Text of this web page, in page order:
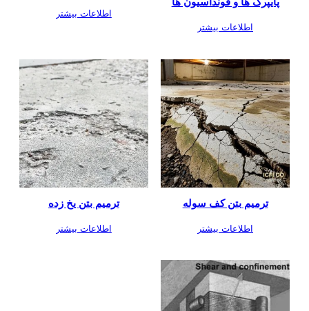
اطلاعات بیشتر
اطلاعات بیشتر
ترمیم بتن کف سوله
اطلاعات بیشتر
ترمیم بتن یخ زده
اطلاعات بیشتر